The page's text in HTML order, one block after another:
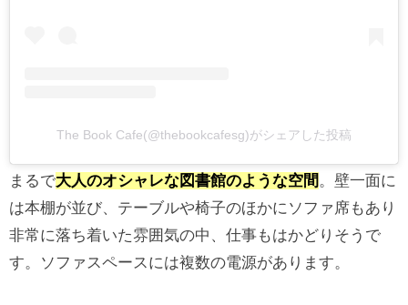
The Book Cafe(@thebookcafesg)がシェアした投稿
まるで大人のオシャレな図書館のような空間。壁一面に
は本棚が並び、テーブルや椅子のほかにソファ席もあり
非常に落ち着いた雰囲気の中、仕事もはかどりそうで
す。ソファスペースには複数の電源があります。